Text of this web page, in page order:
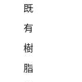
既
有
樹
脂